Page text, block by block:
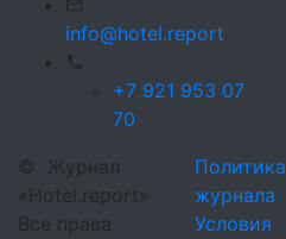
info@hotel.report
+7 921 953 07
70
©
Журнал
«Hotel.report»
Все права
Политика
журнала
Условия